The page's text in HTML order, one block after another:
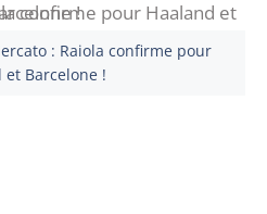
: Raiola confirme pour
et Barcelone !